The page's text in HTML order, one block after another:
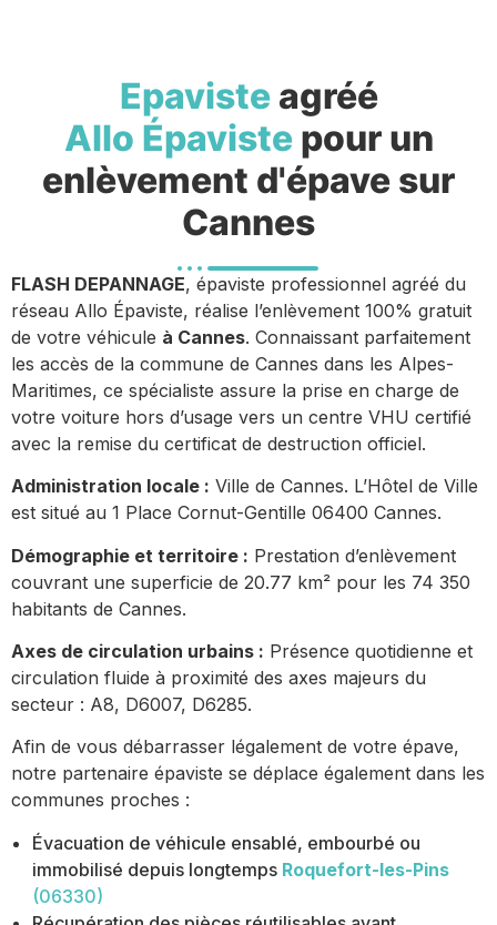
Epavisteagréé
Allo Épavistepour un
enlèvement d'épave sur
Cannes
FLASH DEPANNAGE, épaviste professionnel agréé du
réseau Allo Épaviste, réalise l’enlèvement 100% gratuit
de votre véhicule à Cannes. Connaissant parfaitement
les accès de la commune de Cannes dans les Alpes-
Maritimes, ce spécialiste assure la prise en charge de
votre voiture hors d’usage vers un centre VHU certifié
avec la remise du certificat de destruction officiel.
Administration locale : Ville de Cannes. L’Hôtel de Ville
est situé au 1 Place Cornut-Gentille 06400 Cannes.
Démographie et territoire : Prestation d’enlèvement
couvrant une superficie de 20.77 km² pour les 74 350
habitants de Cannes.
Axes de circulation urbains : Présence quotidienne et
circulation fluide à proximité des axes majeurs du
secteur : A8, D6007, D6285.
Afin de vous débarrasser légalement de votre épave,
notre partenaire épaviste se déplace également dans les
communes proches :
Évacuation de véhicule ensablé, embourbé ou
immobilisé depuis longtemps Roquefort-les-Pins
(06330)